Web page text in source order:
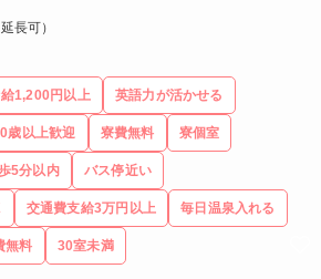
長可）
1,200円以上 英語力が活かせる
歳以上歓迎 寮費無料 寮個室
5分以内 バス停近い
交通費支給3万円以上 毎日温泉入れる
無料 30室未満